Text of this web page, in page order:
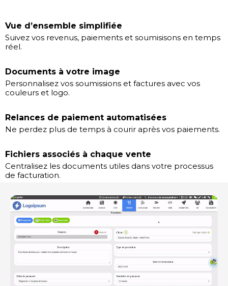
Vue d’ensemble simplifiée
Suivez vos revenus, paiements et soumisisons en temps
réel.
Documents à votre image
Personnalisez vos soumissions et factures avec vos
couleurs et logo.
Relances de paiement automatisées
Ne perdez plus de temps à courir après vos paiements.
Fichiers associés à chaque vente
Centralisez les documents utiles dans votre processus
de facturation.